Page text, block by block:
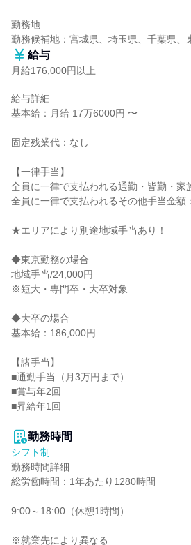
勤務地
勤務候補地：宮城県、埼玉県、千葉県、
給与
月給176,000円以上
給与詳細
基本給：月給 17万6000円 〜
固定残業代：なし
【一律手当】
全員に一律で支払われる通勤・皆勤・家
全員に一律で支払われるその他手当金額
★エリアにより別途地域手当あり！
◆東京勤務の場合
地域手当/24,000円
※短大・専門卒・大卒対象
◆大卒の場合
基本給：186,000円
【諸手当】
■通勤手当（月3万円まで）
■賞与年2回
■昇給年1回
勤務時間
シフト制
勤務時間詳細
総労働時間：1年あたり1280時間
9:00～18:00（休憩1時間）
※就業先により異なる